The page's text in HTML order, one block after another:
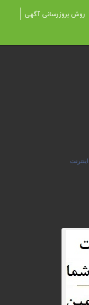
روش بروزرسانی آگهی